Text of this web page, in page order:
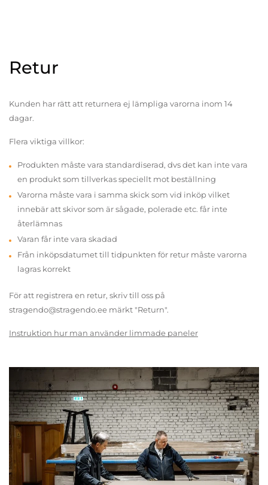
Retur
Kunden har rätt att returnera ej lämpliga varorna inom 14
dagar.
Flera viktiga villkor:
Produkten måste vara standardiserad, dvs det kan inte vara
en produkt som tillverkas speciellt mot beställning
Varorna måste vara i samma skick som vid inköp vilket
innebär att skivor som är sågade, polerade etc. får inte
återlämnas
Varan får inte vara skadad
Från inköpsdatumet till tidpunkten för retur måste varorna
lagras korrekt
För att registrera en retur, skriv till oss på
stragendo@stragendo.ee märkt "Return".
Instruktion hur man använder limmade paneler